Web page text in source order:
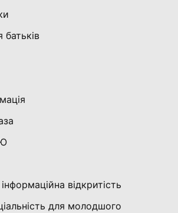
батьків
відкритість
для молодшого